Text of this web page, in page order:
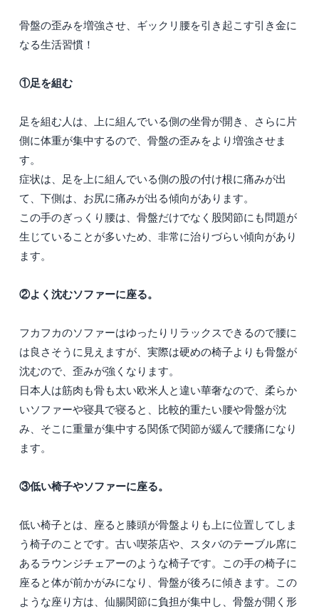
骨盤の歪みを増強させ、ギックリ腰を引き起こす引き金に
なる生活習慣！
①足を組む
足を組む人は、上に組んでいる側の坐骨が開き、さらに片
側に体重が集中するので、骨盤の歪みをより増強させま
す。
症状は、足を上に組んでいる側の股の付け根に痛みが出
て、下側は、お尻に痛みが出る傾向があります。
この手のぎっくり腰は、骨盤だけでなく股関節にも問題が
生じていることが多いため、非常に治りづらい傾向があり
ます。
②よく沈むソファーに座る。
フカフカのソファーはゆったりリラックスできるので腰に
は良さそうに見えますが、実際は硬めの椅子よりも骨盤が
沈むので、歪みが強くなります。
日本人は筋肉も骨も太い欧米人と違い華奢なので、柔らか
いソファーや寝具で寝ると、比較的重たい腰や骨盤が沈
み、そこに重量が集中する関係で関節が緩んで腰痛になり
ます。
③低い椅子やソファーに座る。
低い椅子とは、座ると膝頭が骨盤よりも上に位置してしま
う椅子のことです。古い喫茶店や、スタバのテーブル席に
あるラウンジチェアーのような椅子です。この手の椅子に
座ると体が前かがみになり、骨盤が後ろに傾きます。この
ような座り方は、仙腸関節に負担が集中し、骨盤が開く形